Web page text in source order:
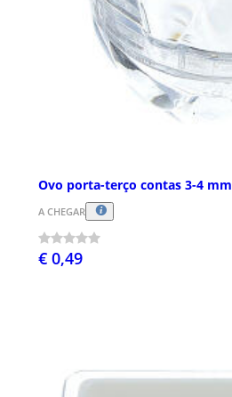
Ovo porta-terço contas 3-4 mm
A CHEGAR
€ 0,49